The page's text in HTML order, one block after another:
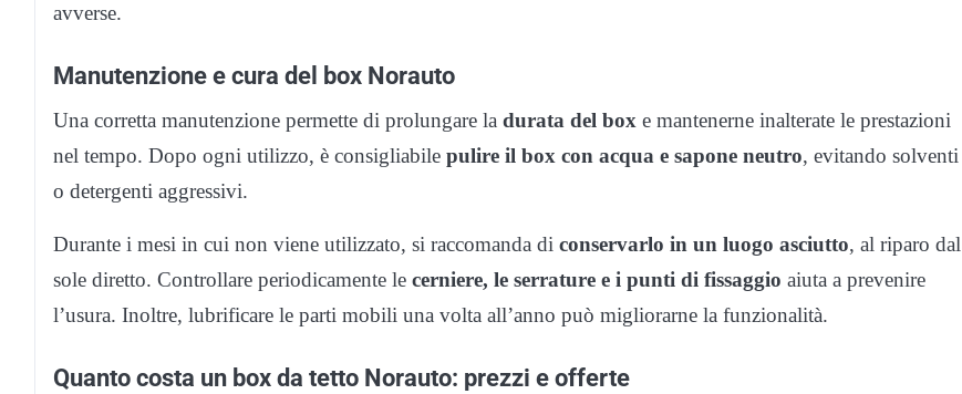
avverse.
Manutenzione e cura del box Norauto
Una corretta manutenzione permette di prolungare la durata del box e mantenerne inalterate le prestazioni
nel tempo. Dopo ogni utilizzo, è consigliabile pulire il box con acqua e sapone neutro, evitando solventi
o detergenti aggressivi.
Durante i mesi in cui non viene utilizzato, si raccomanda di conservarlo in un luogo asciutto, al riparo dal
sole diretto. Controllare periodicamente le cerniere, le serrature e i punti di fissaggio aiuta a prevenire
l’usura. Inoltre, lubrificare le parti mobili una volta all’anno può migliorarne la funzionalità.
Quanto costa un box da tetto Norauto: prezzi e offerte